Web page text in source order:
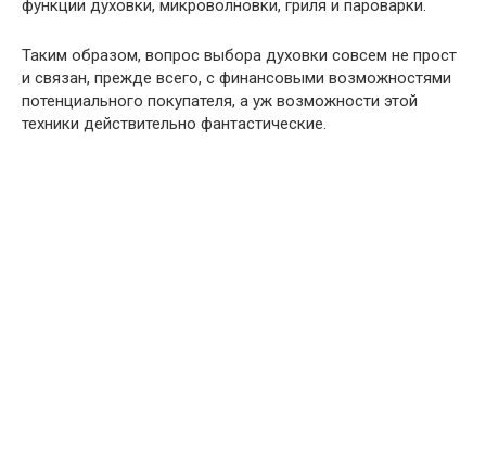
функции духовки, микроволновки, гриля и пароварки.
Таким образом, вопрос выбора духовки совсем не прост
и связан, прежде всего, с финансовыми возможностями
потенциального покупателя, а уж возможности этой
техники действительно фантастические.